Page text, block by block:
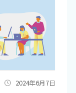
2024年6月7日